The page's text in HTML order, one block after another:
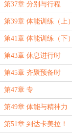
第37章 分别与行程
第39章 体能训练（上）
第41章 体能训练（下）
第43章 休息进行时
第45章 齐聚预备时
第47章 专
第49章 体能与精神力
第51章 到达卡美拉！